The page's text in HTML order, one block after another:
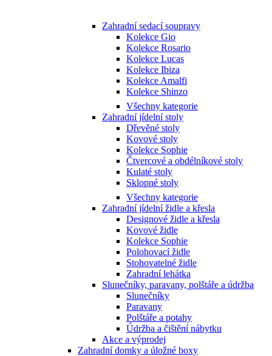
Zahradní sedací soupravy
Kolekce Gio
Kolekce Rosario
Kolekce Lucas
Kolekce Ibiza
Kolekce Amalfi
Kolekce Shinzo
Všechny kategorie
Zahradní jídelní stoly
Dřevěné stoly
Kovové stoly
Kolekce Sophie
Čtvercové a obdélníkové stoly
Kulaté stoly
Sklopné stoly
Všechny kategorie
Zahradní jídelní židle a křesla
Designové židle a křesla
Kovové židle
Kolekce Sophie
Polohovací židle
Stohovatelné židle
Zahradní lehátka
Slunečníky, paravany, polštáře a údržba
Slunečníky
Paravany
Polštáře a potahy
Údržba a čištění nábytku
Akce a výprodej
Zahradní domky a úložné boxy